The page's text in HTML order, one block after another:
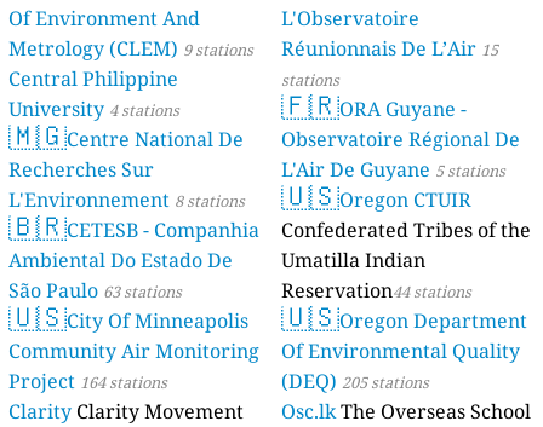
Of Environment And
Metrology (CLEM) 9 stations
Central Philippine
University 4 stations
🇲🇬Centre National De
Recherches Sur
L'Environnement 8 stations
🇧🇷CETESB - Companhia
Ambiental Do Estado De
São Paulo 63 stations
🇺🇸City Of Minneapolis
Community Air Monitoring
Project 164 stations
Clarity Clarity Movement
L'Observatoire
Réunionnais De L’Air 15
stations
🇫🇷ORA Guyane -
Observatoire Régional De
L'Air De Guyane 5 stations
🇺🇸Oregon CTUIR
Confederated Tribes of the
Umatilla Indian
Reservation44 stations
🇺🇸Oregon Department
Of Environmental Quality
(DEQ) 205 stations
Osc.lkThe Overseas School